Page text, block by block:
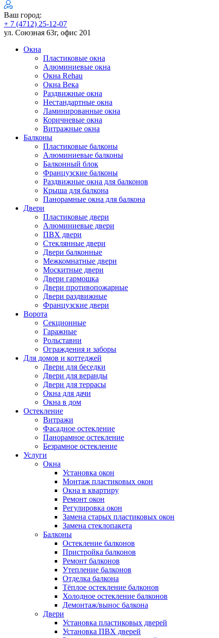
Ваш город:
+ 7 (4712) 25-12-07
ул. Союзная 63г, офис 201
Окна
Пластиковые окна
Алюминиевые окна
Окна Rehau
Окна Века
Раздвижные окна
Нестандартные окна
Ламинированные окна
Коричневые окна
Витражные окна
Балконы
Пластиковые балконы
Алюминиевые балконы
Балконный блок
Французские балконы
Раздвижные окна для балконов
Крыша для балкона
Панорамные окна для балкона
Двери
Пластиковые двери
Алюминиевые двери
ПВХ двери
Стеклянные двери
Двери балконные
Межкомнатные двери
Москитные двери
Двери гармошка
Двери противопожарные
Двери раздвижные
Французские двери
Ворота
Секционные
Гаражные
Рольставни
Ограждения и заборы
Для домов и коттеджей
Двери для беседки
Двери для веранды
Двери для террасы
Окна для дачи
Окна в дом
Остекление
Витражи
Фасадное остекление
Панорамное остекление
Безрамное остекление
Услуги
Окна
Установка окон
Монтаж пластиковых окон
Окна в квартиру
Ремонт окон
Регулировка окон
Замена старых пластиковых окон
Замена стеклопакета
Балконы
Остекление балконов
Пристройка балконов
Ремонт балконов
Утепление балконов
Отделка балкона
Тёплое остекление балконов
Холодное остекление балконов
Демонтаж/вынос балкона
Двери
Установка пластиковых дверей
Установка ПВХ дверей